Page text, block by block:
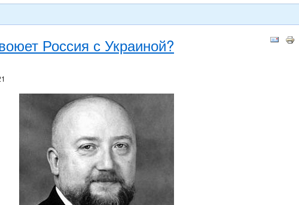
Россия с Украиной?